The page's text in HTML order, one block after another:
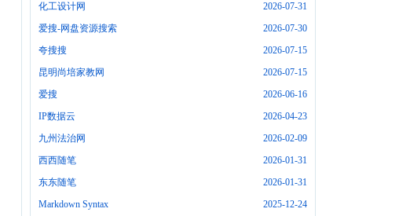
2026-07-31
化工设计网
2026-07-30
爱搜-网盘资源搜索
2026-07-15
夸搜搜
2026-07-15
昆明尚培家教网
2026-06-16
爱搜
2026-04-23
IP数据云
2026-02-09
九州法治网
2026-01-31
西西随笔
2026-01-31
东东随笔
2025-12-24
Markdown Syntax